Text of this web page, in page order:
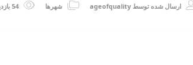
ارسال شده توسط ageofquality شهرها